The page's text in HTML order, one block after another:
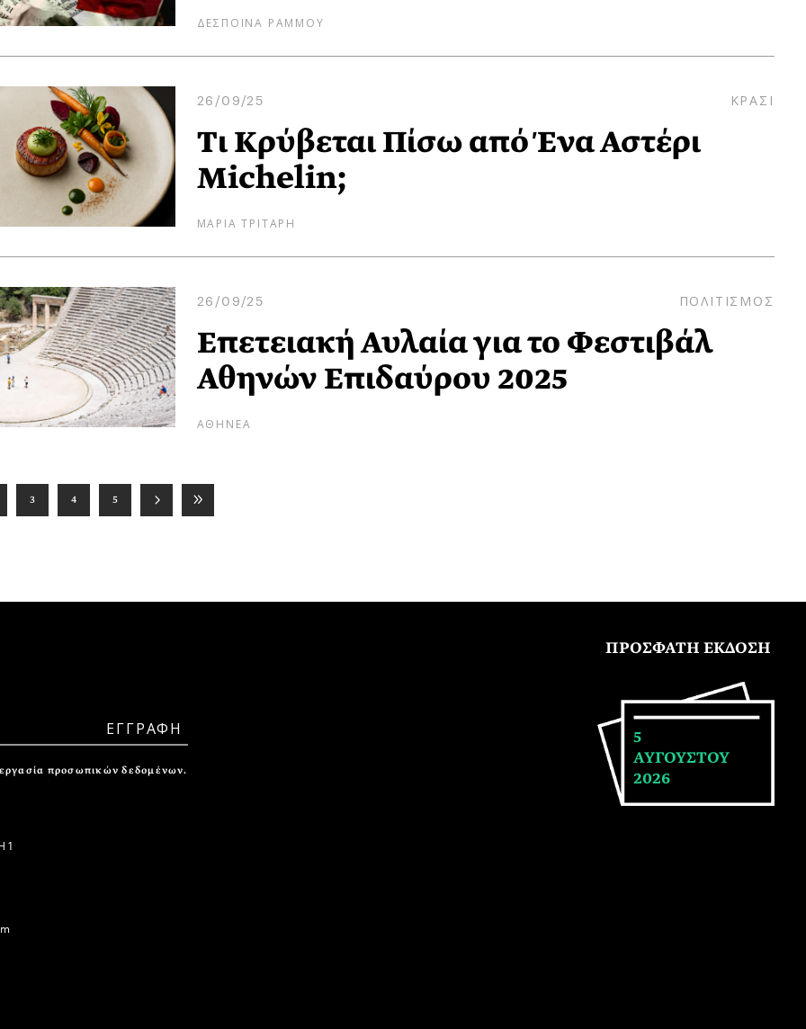
ΔΕΣΠΟΙΝΑ ΡΑΜΜΟΥ
26/09/25 ΚΡΑΣΙ
Τι Κρύβεται Πίσω από Ένα Αστέρι
Michelin;
ΜΑΡΙΑ ΤΡΙΤΑΡΗ
26/09/25 ΠΟΛΙΤΙΣΜΟΣ
Επετειακή Αυλαία για το Φεστιβάλ
Αθηνών Επιδαύρου 2025
ΑΘΗΝΕΑ
3 4 5
προσωπικών δεδομένων.
1
ΠΡΟΣΦΑΤΗ ΕΚΔΟΣΗ
5
ΑΥΓΟΥΣΤΟΥ
2026